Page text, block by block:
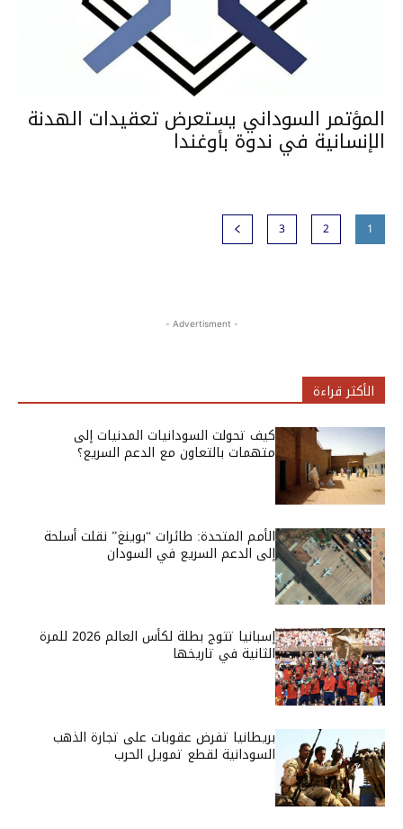
المؤتمر السوداني يستعرض تعقيدات الهدنة
الإنسانية في ندوة بأوغندا
1
2
3
- Advertisment -
الأكثر قراءة
كيف تحولت السودانيات المدنيات إلى
متهمات بالتعاون مع الدعم السريع؟
الأمم المتحدة: طائرات “بوينغ” نقلت أسلحة
إلى الدعم السريع في السودان
إسبانيا تتوج بطلة لكأس العالم 2026 للمرة
الثانية في تاريخها
بريطانيا تفرض عقوبات على تجارة الذهب
السودانية لقطع تمويل الحرب